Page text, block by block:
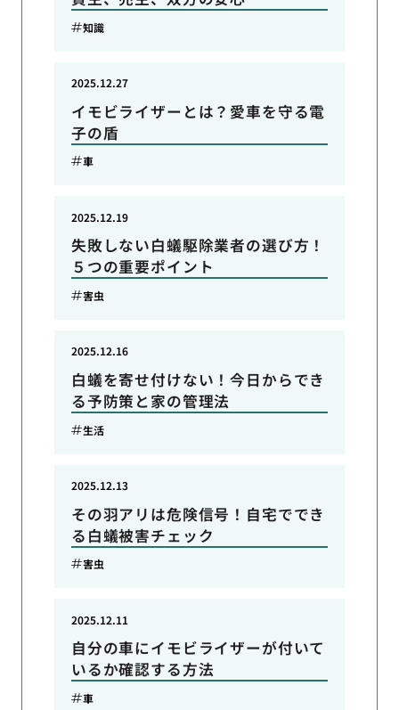
知識
イモビライザーとは？愛車を守る電
子の盾
2025.12.27
車
失敗しない白蟻駆除業者の選び方！
５つの重要ポイント
2025.12.19
害虫
白蟻を寄せ付けない！今日からでき
る予防策と家の管理法
2025.12.16
生活
その羽アリは危険信号！自宅ででき
る白蟻被害チェック
2025.12.13
害虫
自分の車にイモビライザーが付いて
いるか確認する方法
2025.12.11
車